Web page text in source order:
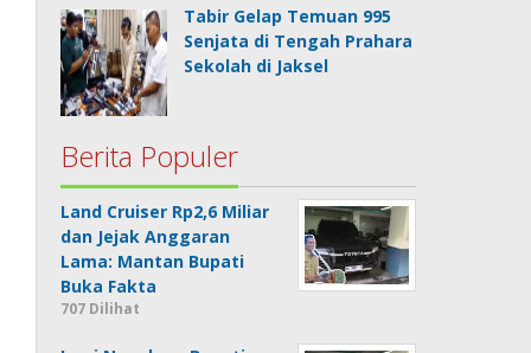
Tabir Gelap Temuan 995
Senjata di Tengah Prahara
Sekolah di Jaksel
Berita Populer
Land Cruiser Rp2,6 Miliar
dan Jejak Anggaran
Lama: Mantan Bupati
Buka Fakta
707 Dilihat